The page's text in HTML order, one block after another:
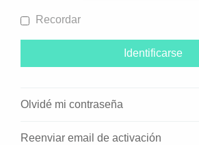
Recordar
Olvidé mi contraseña
Reenviar email de activación